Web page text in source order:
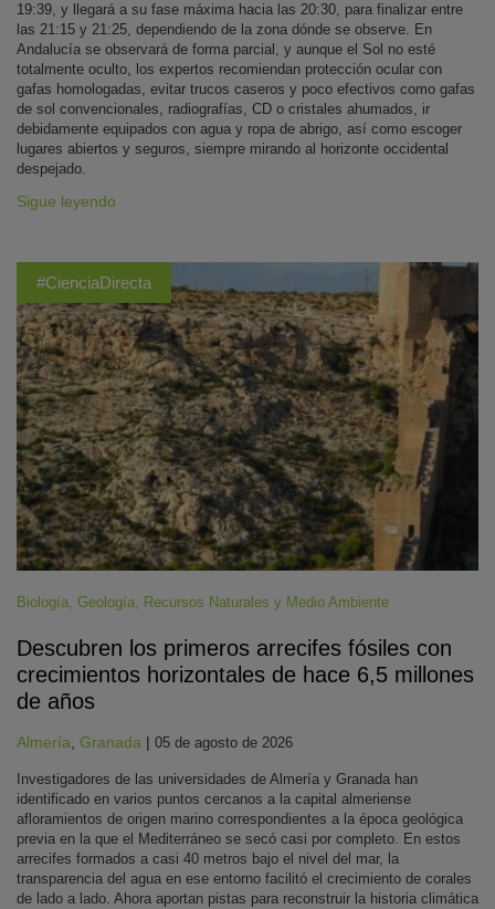
19:39, y llegará a su fase máxima hacia las 20:30, para finalizar entre
las 21:15 y 21:25, dependiendo de la zona dónde se observe. En
Andalucía se observará de forma parcial, y aunque el Sol no esté
totalmente oculto, los expertos recomiendan protección ocular con
gafas homologadas, evitar trucos caseros y poco efectivos como gafas
de sol convencionales, radiografías, CD o cristales ahumados, ir
debidamente equipados con agua y ropa de abrigo, así como escoger
lugares abiertos y seguros, siempre mirando al horizonte occidental
despejado.
Sigue leyendo
#CienciaDirecta
Biología, Geología, Recursos Naturales y Medio Ambiente
Descubren los primeros arrecifes fósiles con
crecimientos horizontales de hace 6,5 millones
de años
Almería, Granada | 05 de agosto de 2026
Investigadores de las universidades de Almería y Granada han
identificado en varios puntos cercanos a la capital almeriense
afloramientos de origen marino correspondientes a la época geológica
previa en la que el Mediterráneo se secó casi por completo. En estos
arrecifes formados a casi 40 metros bajo el nivel del mar, la
transparencia del agua en ese entorno facilitó el crecimiento de corales
de lado a lado. Ahora aportan pistas para reconstruir la historia climática